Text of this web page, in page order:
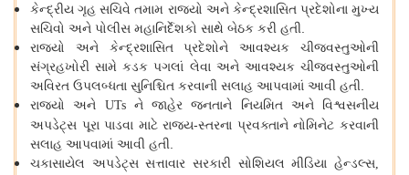
કેન્દ્રીય ગૃહ સચિવે તમામ રાજ્યો અને કેન્દ્રશાસિત પ્રદેશોના મુખ્ય
સચિવો અને પોલીસ મહાનિર્દેશકો સાથે બેઠક કરી હતી.
રાજ્યો
અને કેન્દ્રશાસિત પ્રદેશોને આવશ્યક
ચીજવસ્તુઓની
સંગ્રહખોરી સામે કડક પગલાં લેવા અને આવશ્યક ચીજવસ્તુઓની
અવિરત ઉપલબ્ધતા સુનિશ્ચિત કરવાની સલાહ આપવામાં આવી હતી.
રાજ્યો
અને UTs ને જાહેર જનતાને નિયમિત અને
વિશ્વસનીય
અપડેટ્સ પૂરા પાડવા માટે રાજ્ય-સ્તરના પ્રવક્તાને નોમિનેટ કરવાની
સલાહ આપવામાં આવી હતી.
ચકાસાયેલ અપડેટ્સ સત્તાવાર સરકારી સોશિયલ મીડિયા હેન્ડલ્સ,